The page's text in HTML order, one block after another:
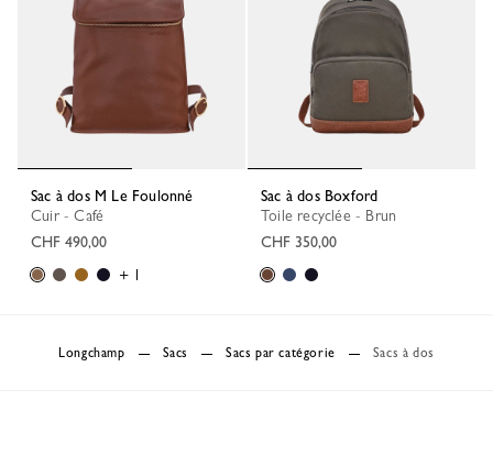
Sac à dos M Le Foulonné
Cuir - Café
CHF 490,00
+ 1
Sac à dos Boxford
Toile recyclée - Brun
CHF 350,00
Longchamp Sacs Sacs par catégorie Sacs à dos